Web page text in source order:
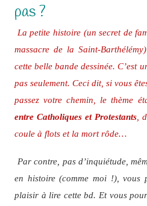
pas ?
La petite histoire (un secret de
massacre de la Saint-
cette belle bande dessinée. C’est
pas seulement. Ceci dit, si vous
passez votre chemin, le thème
entre Catholiques et Protestants,
coule à flots et la mort rôde…
Par contre, pas d’inquiétude,
en histoire (comme moi !), vous
plaisir à lire cette bd. Et vous